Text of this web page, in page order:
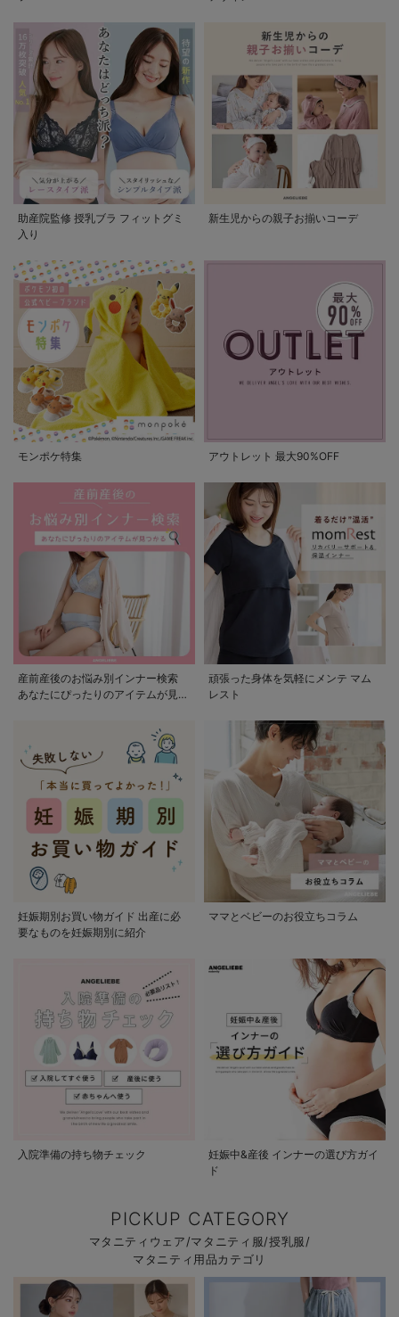
助産院監修 授乳ブラ フィットグミ
入り
新生児からの親子お揃いコーデ
モンポケ特集 アウトレット 最大90%OFF
産前産後のお悩み別インナー検索
あなたにぴったりのアイテムが見つ
頑張った身体を気軽にメンテ マム
レスト
妊娠期別お買い物ガイド 出産に必
要なものを妊娠期別に紹介
ママとベビーのお役立ちコラム
入院準備の持ち物チェック
妊娠中&産後 インナーの選び方ガイ
ド
PICKUP CATEGORY
マタニティウェア/マタニティ服/授乳服/
マタニティ用品カテゴリ